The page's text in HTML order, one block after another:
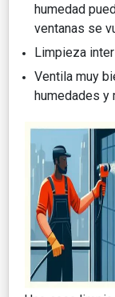
humedad
ventanas se
Limpieza
Ventila muy
humedades y